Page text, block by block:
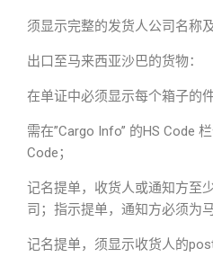
须显示完整的发货人公司名称
出口至马来西亚沙巴的货物：
在单证中必须显示每个箱子的
需在”Cargo Info” 的HS Code
Code；
记名提单，收货人或通知方至
司；指示提单，通知方必须为
记名提单，须显示收货人的